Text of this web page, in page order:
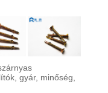
gyár, minőség,